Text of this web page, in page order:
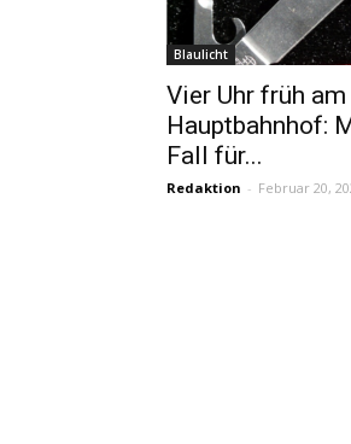
Blaulicht
Vier Uhr früh
Hauptbahnhof:
Fall für...
Redaktion - Februar 20,